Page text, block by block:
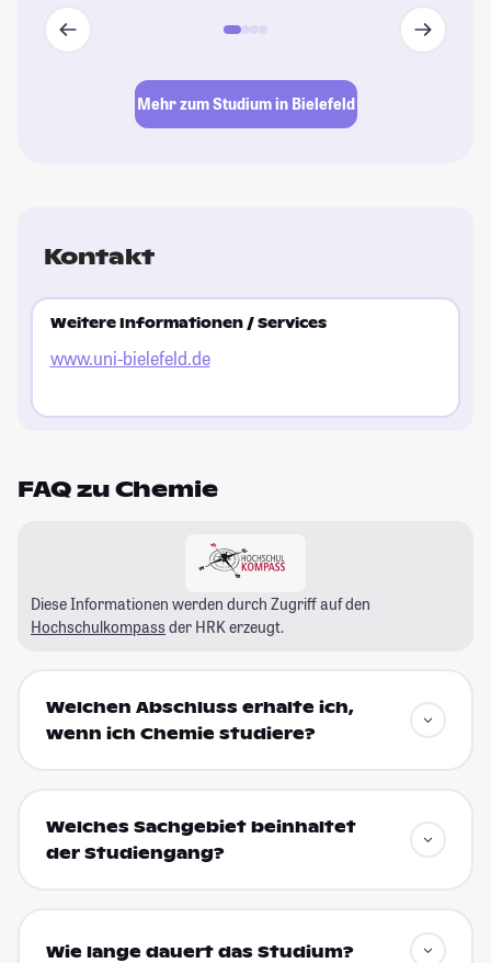
Mehr zum Studium in Bielefeld
Kontakt
Weitere Informationen / Services
www.uni-bielefeld.de
FAQ zu Chemie
Diese Informationen werden durch Zugriff auf den
Hochschulkompass der HRK erzeugt.
Welchen Abschluss erhalte ich,
wenn ich Chemie studiere?
Welches Sachgebiet beinhaltet
der Studiengang?
Wie lange dauert das Studium?